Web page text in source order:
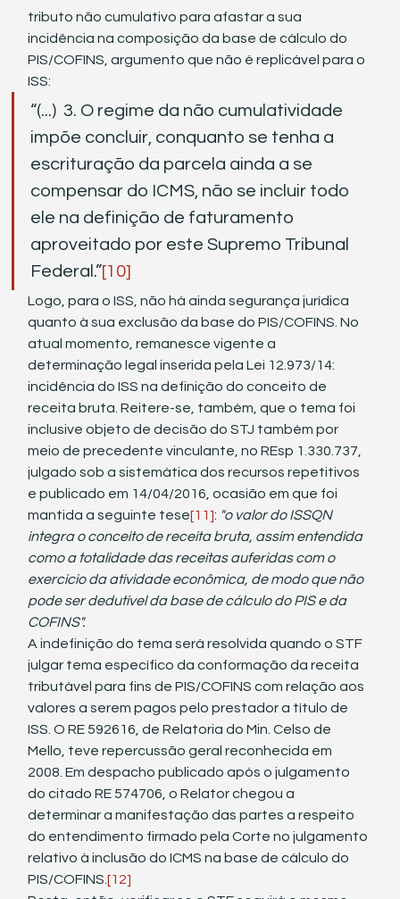
tributo não cumulativo para afastar a sua
incidência na composição da base de cálculo do
PIS/COFINS, argumento que não é replicável para o
ISS:
“(...)  3. O regime da não cumulatividade
impõe concluir, conquanto se tenha a
escrituração da parcela ainda a se
compensar do ICMS, não se incluir todo
ele na definição de faturamento
aproveitado por este Supremo Tribunal
Federal.”[10]
Logo, para o ISS, não há ainda segurança jurídica
quanto à sua exclusão da base do PIS/COFINS. No
atual momento, remanesce vigente a
determinação legal inserida pela Lei 12.973/14:
incidência do ISS na definição do conceito de
receita bruta. Reitere-se, também, que o tema foi
inclusive objeto de decisão do STJ também por
meio de precedente vinculante, no REsp 1.330.737,
julgado sob a sistemática dos recursos repetitivos
e publicado em 14/04/2016, ocasião em que foi
mantida a seguinte tese[11]: "o valor do ISSQN
integra o conceito de receita bruta, assim entendida
como a totalidade das receitas auferidas com o
exercício da atividade econômica, de modo que não
pode ser dedutível da base de cálculo do PIS e da
COFINS".
A indefinição do tema será resolvida quando o STF
julgar tema específico da conformação da receita
tributável para fins de PIS/COFINS com relação aos
valores a serem pagos pelo prestador a título de
ISS. O RE 592616, de Relatoria do Min. Celso de
Mello, teve repercussão geral reconhecida em
2008. Em despacho publicado após o julgamento
do citado RE 574706, o Relator chegou a
determinar a manifestação das partes a respeito
do entendimento firmado pela Corte no julgamento
relativo à inclusão do ICMS na base de cálculo do
PIS/COFINS.[12]